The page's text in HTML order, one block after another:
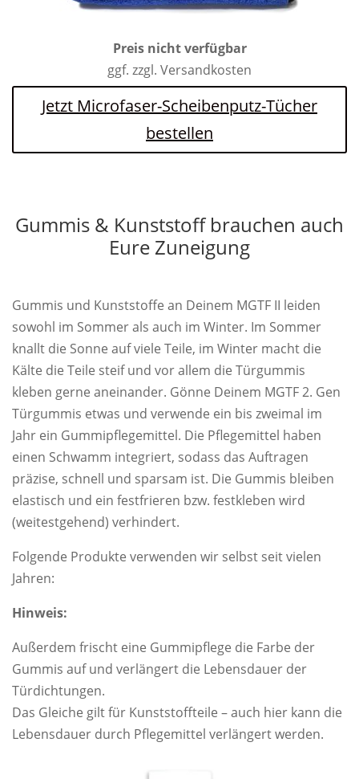
Preis nicht verfügbar
ggf. zzgl. Versandkosten
Jetzt Microfaser-Scheibenputz-Tücher
bestellen
Gummis & Kunststoff brauchen auch
Eure Zuneigung
Gummis und Kunststoffe an Deinem MGTF II leiden
sowohl im Sommer als auch im Winter. Im Sommer
knallt die Sonne auf viele Teile, im Winter macht die
Kälte die Teile steif und vor allem die Türgummis
kleben gerne aneinander. Gönne Deinem MGTF 2. Gen
Türgummis etwas und verwende ein bis zweimal im
Jahr ein Gummipflegemittel. Die Pflegemittel haben
einen Schwamm integriert, sodass das Auftragen
präzise, schnell und sparsam ist. Die Gummis bleiben
elastisch und ein festfrieren bzw. festkleben wird
(weitestgehend) verhindert.
Folgende Produkte verwenden wir selbst seit vielen
Jahren:
Hinweis:
Außerdem frischt eine Gummipflege die Farbe der
Gummis auf und verlängert die Lebensdauer der
Türdichtungen.
Das Gleiche gilt für Kunststoffteile – auch hier kann die
Lebensdauer durch Pflegemittel verlängert werden.